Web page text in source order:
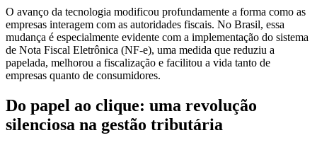
O avanço da tecnologia modificou profundamente a forma como as
empresas interagem com as autoridades fiscais. No Brasil, essa
mudança é especialmente evidente com a implementação do sistema
de Nota Fiscal Eletrônica (NF-e), uma medida que reduziu a
papelada, melhorou a fiscalização e facilitou a vida tanto de
empresas quanto de consumidores.
Do papel ao clique: uma revolução
silenciosa na gestão tributária